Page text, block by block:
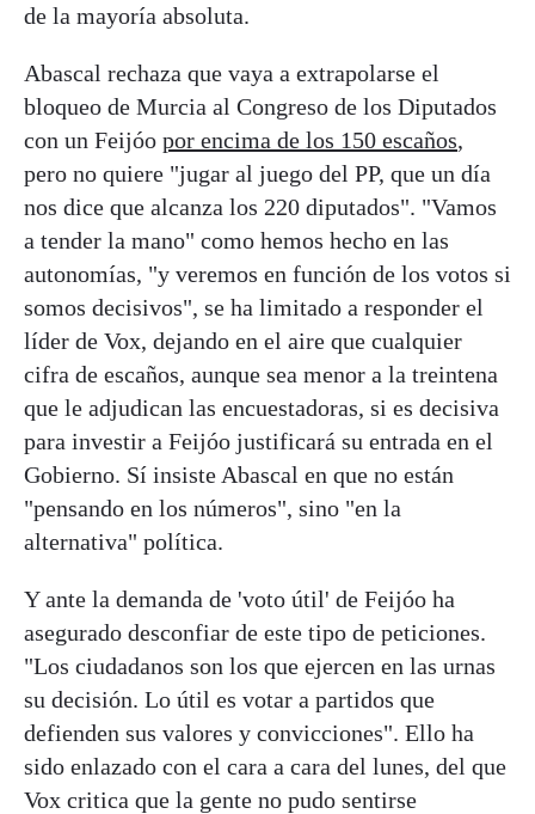
de la mayoría absoluta.
Abascal rechaza que vaya a extrapolarse el
bloqueo de Murcia al Congreso de los Diputados
con un Feijóo por encima de los 150 escaños,
pero no quiere "jugar al juego del PP, que un día
nos dice que alcanza los 220 diputados". "Vamos
a tender la mano" como hemos hecho en las
autonomías, "y veremos en función de los votos si
somos decisivos", se ha limitado a responder el
líder de Vox, dejando en el aire que cualquier
cifra de escaños, aunque sea menor a la treintena
que le adjudican las encuestadoras, si es decisiva
para investir a Feijóo justificará su entrada en el
Gobierno. Sí insiste Abascal en que no están
"pensando en los números", sino "en la
alternativa" política.
Y ante la demanda de 'voto útil' de Feijóo ha
asegurado desconfiar de este tipo de peticiones.
"Los ciudadanos son los que ejercen en las urnas
su decisión. Lo útil es votar a partidos que
defienden sus valores y convicciones". Ello ha
sido enlazado con el cara a cara del lunes, del que
Vox critica que la gente no pudo sentirse